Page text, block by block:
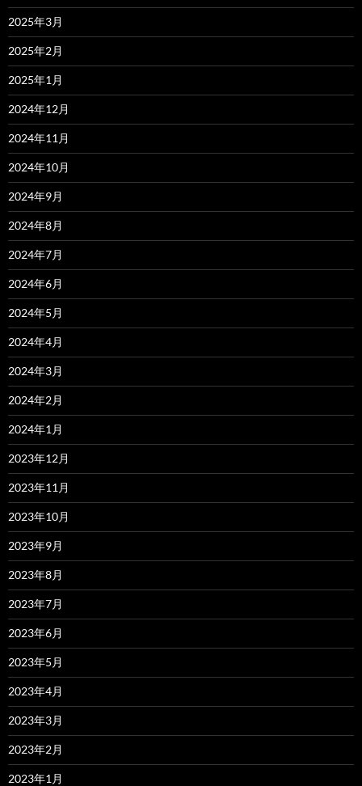
2025年3月
2025年2月
2025年1月
2024年12月
2024年11月
2024年10月
2024年9月
2024年8月
2024年7月
2024年6月
2024年5月
2024年4月
2024年3月
2024年2月
2024年1月
2023年12月
2023年11月
2023年10月
2023年9月
2023年8月
2023年7月
2023年6月
2023年5月
2023年4月
2023年3月
2023年2月
2023年1月